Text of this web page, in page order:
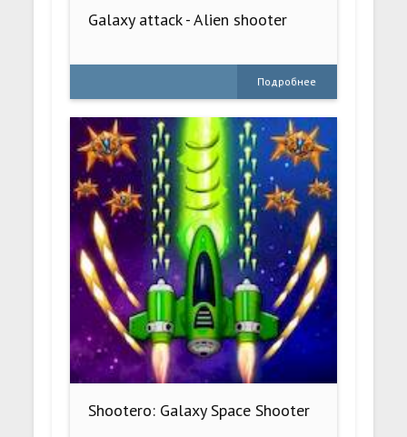
Galaxy attack - Alien shooter
Подробнее
Shootero: Galaxy Space Shooter